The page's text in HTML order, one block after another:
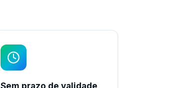
Sem prazo de validade